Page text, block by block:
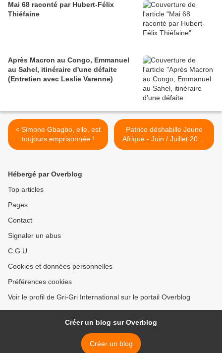
Mai 68 raconté par Hubert-Félix
Thiéfaine
Après Macron au Congo, Emmanuel
au Sahel, itinéraire d'une défaite
(Entretien avec Leslie Varenne)
< Simone Gbagbo, elle, est
toujours emprisonnée !
Patrice déshabille Jeune
Afrique - Juin / Juillet 2013
>
Hébergé par Overblog
Top articles
Pages
Contact
Signaler un abus
C.G.U.
Cookies et données personnelles
Préférences cookies
Voir le profil de Gri-Gri International sur le portail Overblog
Créer un blog sur Overblog
Créer un blog